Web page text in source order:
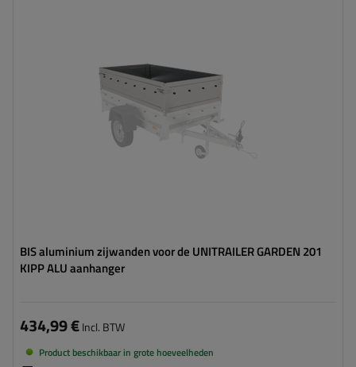
BIS aluminium zijwanden voor de UNITRAILER GARDEN 201
KIPP ALU aanhanger
434,99 €Incl. BTW
Product beschikbaar in grote hoeveelheden